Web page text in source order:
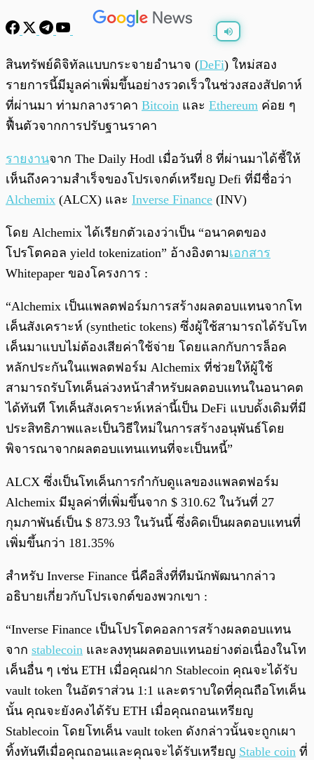
พร้อมเล่น 0:00 /
สินทรัพย์ดิจิทัลแบบกระจายอำนาจ (DeFi) ใหม่สอง
รายการนี้มีมูลค่าเพิ่มขึ้นอย่างรวดเร็วในช่วงสองสัปดาห์
ที่ผ่านมา ท่ามกลางราคา Bitcoin และ Ethereum ค่อย ๆ
ฟื้นตัวจากการปรับฐานราคา
รายงานจาก The Daily Hodl เมื่อวันที่ 8 ที่ผ่านมาได้ชี้ให้
เห็นถึงความสำเร็จของโปรเจกต์เหรียญ Defi ที่มีชื่อว่า
Alchemix (ALCX) และ Inverse Finance (INV)
โดย Alchemix ได้เรียกตัวเองว่าเป็น “อนาคตของ
โปรโตคอล yield tokenization” อ้างอิงตามเอกสาร
Whitepaper ของโครงการ :
“Alchemix เป็นแพลตฟอร์มการสร้างผลตอบแทนจากโท
เค็นสังเคราะห์ (synthetic tokens) ซึ่งผู้ใช้สามารถได้รับโท
เค็นมาแบบไม่ต้องเสียค่าใช้จ่าย โดยแลกกับการล็อค
หลักประกันในแพลตฟอร์ม Alchemix ที่ช่วยให้ผู้ใช้
สามารถรับโทเค็นล่วงหน้าสำหรับผลตอบแทนในอนาคต
ได้ทันที โทเค็นสังเคราะห์เหล่านี้เป็น DeFi แบบดั้งเดิมที่มี
ประสิทธิภาพและเป็นวิธีใหม่ในการสร้างอนุพันธ์โดย
พิจารณาจากผลตอบแทนแทนที่จะเป็นหนี้”
ALCX ซึ่งเป็นโทเค็นการกำกับดูแลของแพลตฟอร์ม
Alchemix มีมูลค่าที่เพิ่มขึ้นจาก $ 310.62 ในวันที่ 27
กุมภาพันธ์เป็น $ 873.93 ในวันนี้ ซึ่งคิดเป็นผลตอบแทนที่
เพิ่มขึ้นกว่า 181.35%
สำหรับ Inverse Finance นี่คือสิ่งที่ทีมนักพัฒนากล่าว
อธิบายเกี่ยวกับโปรเจกต์ของพวกเขา :
“Inverse Finance เป็นโปรโตคอลการสร้างผลตอบแทน
จาก stablecoin และลงทุนผลตอบแทนอย่างต่อเนื่องในโท
เค็นอื่น ๆ เช่น ETH เมื่อคุณฝาก Stablecoin คุณจะได้รับ
vault token ในอัตราส่วน 1:1 และตราบใดที่คุณถือโทเค็น
นั้น คุณจะยังคงได้รับ ETH เมื่อคุณถอนเหรียญ
Stablecoin โดยโทเค็น vault token ดังกล่าวนั้นจะถูกเผา
ทิ้งทันทีเมื่อคุณถอนและคุณจะได้รับเหรียญ Stable coin ที่